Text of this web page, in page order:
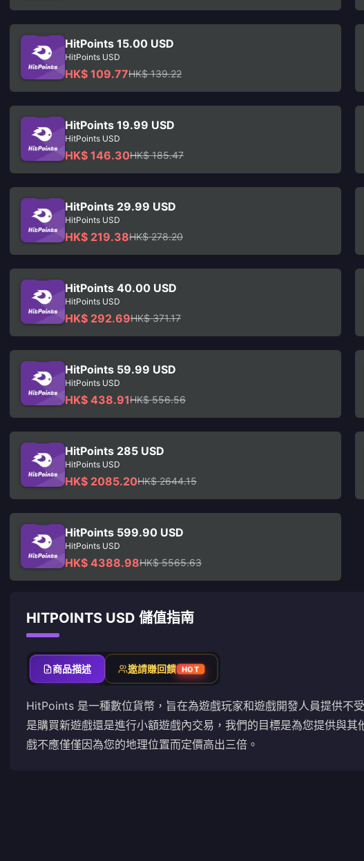
HitPoints 15.00 USD
HitPoints USD
HK$ 109.77HK$ 139.22
HitPoints 19.99 USD
HitPoints USD
HK$ 146.30HK$ 185.47
HitPoints 29.99 USD
HitPoints USD
HK$ 219.38HK$ 278.20
HitPoints 40.00 USD
HitPoints USD
HK$ 292.69HK$ 371.17
HitPoints 59.99 USD
HitPoints USD
HK$ 438.91HK$ 556.56
HitPoints 285 USD
HitPoints USD
HK$ 2085.20HK$ 2644.15
HitPoints 599.90 USD
HitPoints USD
HK$ 4388.98HK$ 5565.63
HITPOINTS USD 儲值指南
商品描述 邀請賺回饋 HOT
HitPoints 是一種數位貨幣，旨在為遊戲玩家和遊戲開發人員提供不
是購買新遊戲還是進行小額遊戲內交易，我們的目標是為您提供與
戲不應僅僅因為您的地理位置而定價高出三倍。